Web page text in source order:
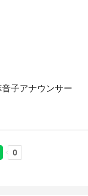
音子アナウンサー